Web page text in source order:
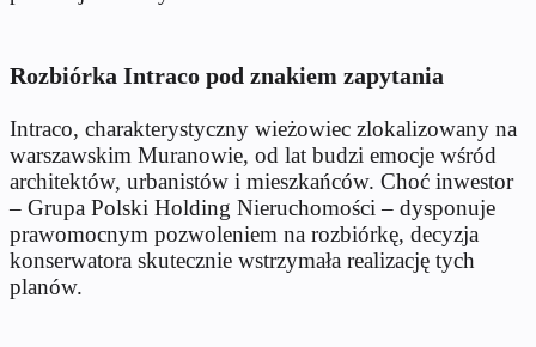
Rozbiórka Intraco pod znakiem zapytania
Intraco, charakterystyczny wieżowiec zlokalizowany na
warszawskim Muranowie, od lat budzi emocje wśród
architektów, urbanistów i mieszkańców. Choć inwestor
– Grupa Polski Holding Nieruchomości – dysponuje
prawomocnym pozwoleniem na rozbiórkę, decyzja
konserwatora skutecznie wstrzymała realizację tych
planów.